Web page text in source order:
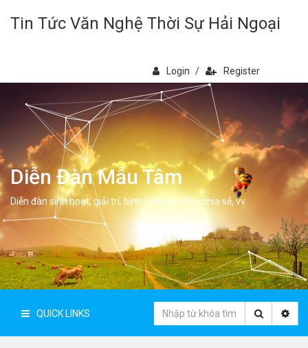
Tin Tức Văn Nghệ Thời Sự Hải Ngoại
Login / Register
Diễn Đàn Mẫu Tâm
Diễn đàn sinh hoạt, giải trí, bình luân, học hỏi, chia sẻ, vv.
QUICK LINKS